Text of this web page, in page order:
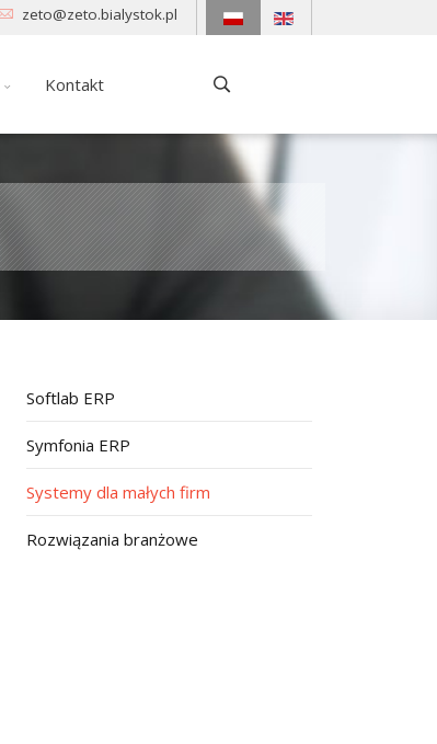
zeto@zeto.bialystok.pl
Kontakt
Softlab ERP
Symfonia ERP
Systemy dla małych firm
Rozwiązania branżowe